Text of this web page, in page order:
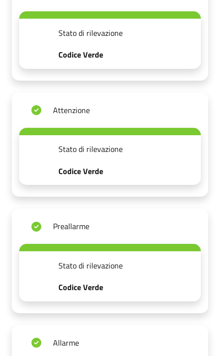
Stato di rilevazione
Codice Verde
Attenzione
Stato di rilevazione
Codice Verde
Preallarme
Stato di rilevazione
Codice Verde
Allarme